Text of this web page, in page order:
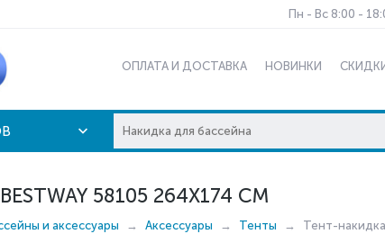
Пн - Вс 8:00 -
ОПЛАТА И ДОСТАВКА НОВИНКИ
58105 264X174 СМ
и аксессуары Аксессуары Тенты Тент-